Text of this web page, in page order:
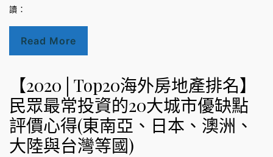
讀：
Read More
【2020│Top20海外房地產排名】
民眾最常投資的20大城市優缺點
評價心得(東南亞、日本、澳洲、
大陸與台灣等國)